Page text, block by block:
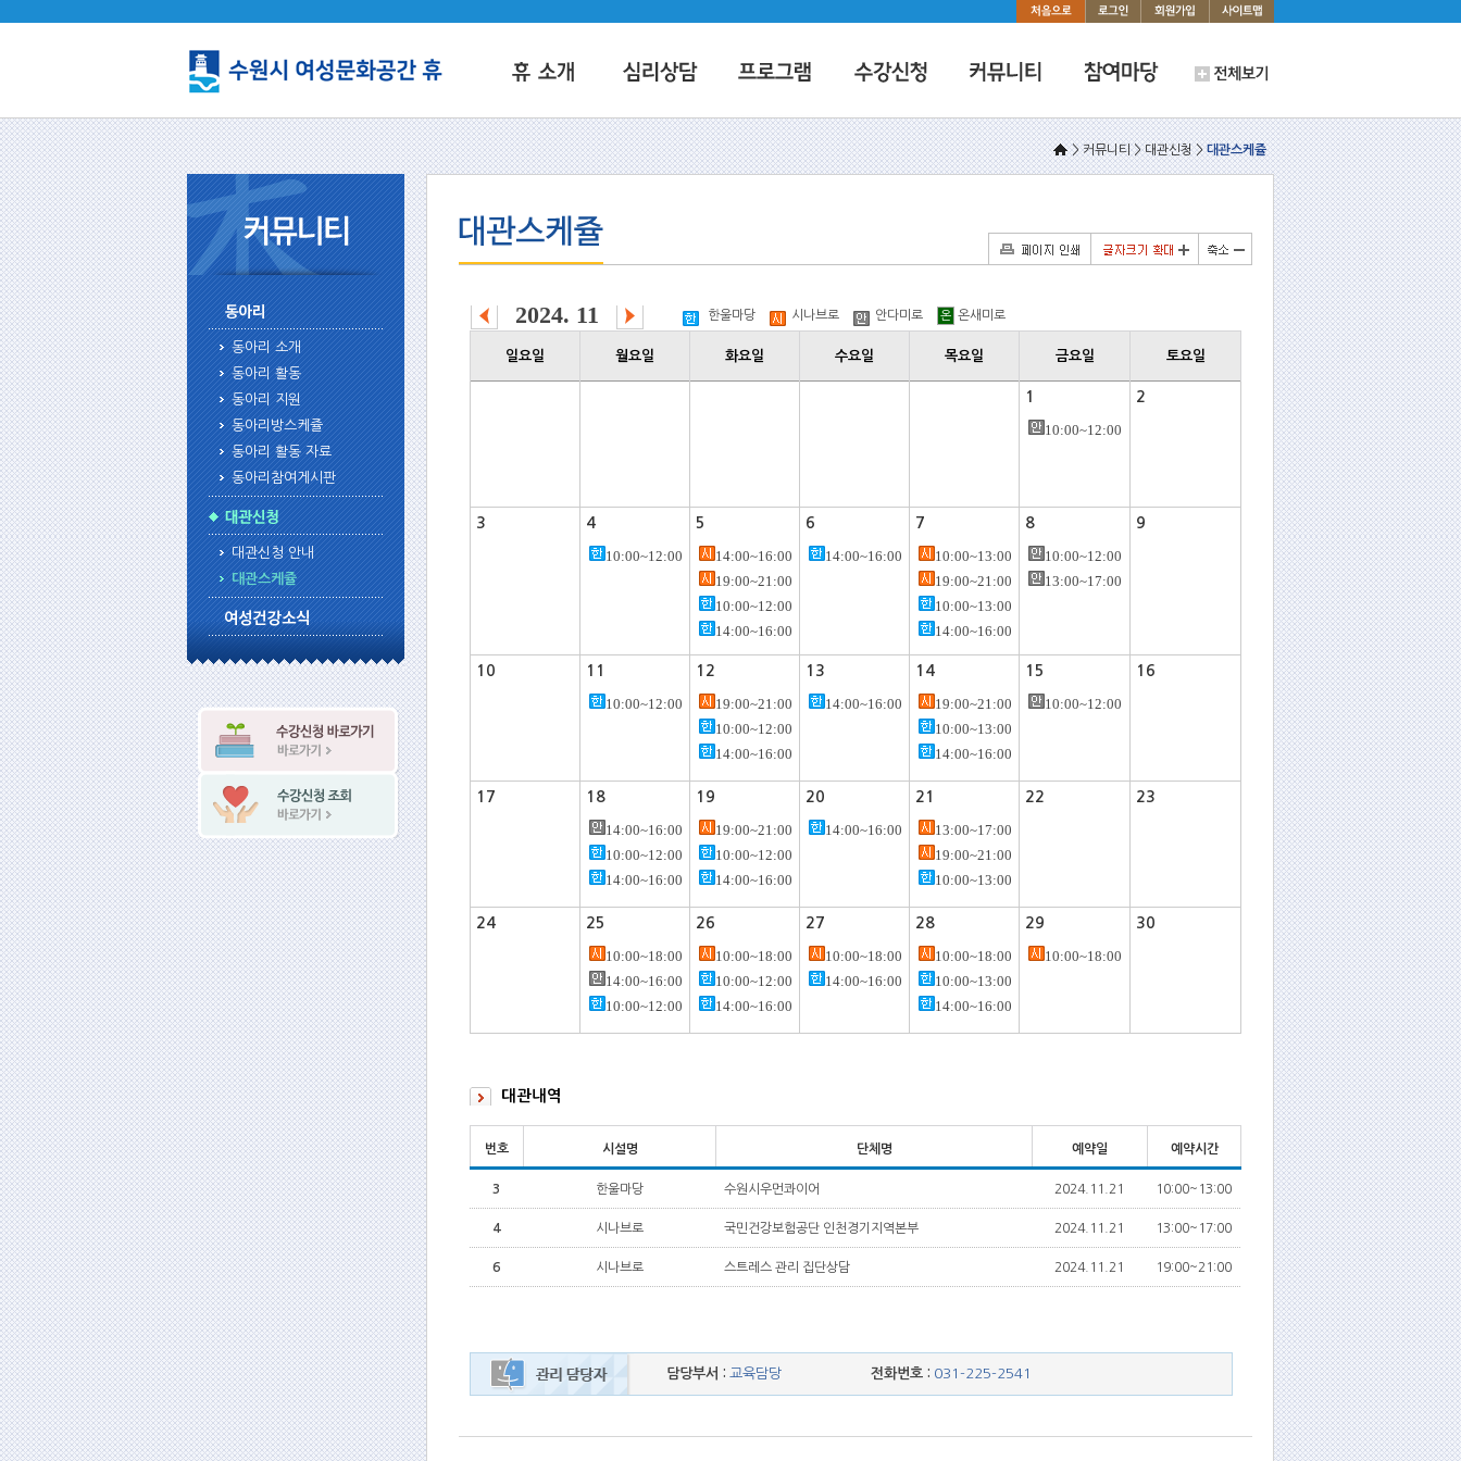
동아리 소개
동아리 활동
동아리 지원
동아리방스케쥴
동아리 활동 자료
동아리참여게시판
대관신청 안내
대관스케쥴
> 커뮤니티 > 대관신청 >대관스케쥴
2024. 11 한울마당 시나브로 안다미로 온 온새미로
일요일 월요일 화요일 수요일 목요일 금요일 토요일
1
10:00~12:00
2
3 4
10:00~12:00
5
14:00~16:00
19:00~21:00
10:00~12:00
14:00~16:00
6
14:00~16:00
7
10:00~13:00
19:00~21:00
10:00~13:00
14:00~16:00
8
10:00~12:00
13:00~17:00
9
10 11
10:00~12:00
12
19:00~21:00
10:00~12:00
14:00~16:00
13
14:00~16:00
14
19:00~21:00
10:00~13:00
14:00~16:00
15
10:00~12:00
16
17 18
14:00~16:00
10:00~12:00
14:00~16:00
19
19:00~21:00
10:00~12:00
14:00~16:00
20
14:00~16:00
21
13:00~17:00
19:00~21:00
10:00~13:00
22 23
24 25
10:00~18:00
14:00~16:00
10:00~12:00
26
10:00~18:00
10:00~12:00
14:00~16:00
27
10:00~18:00
14:00~16:00
28
10:00~18:00
10:00~13:00
14:00~16:00
29
10:00~18:00
30
대관내역
번호 시설명 단체명 예약일 예약시간
3 한울마당 수원시우먼콰이어 2024.11.21 10:00~13:00
4 시나브로 국민건강보험공단 인천경기지역본부 2024.11.21 13:00~17:00
6 시나브로 스트레스 관리 집단상담 2024.11.21 19:00~21:00
담당부서 : 교육담당 전화번호 : 031-225-2541